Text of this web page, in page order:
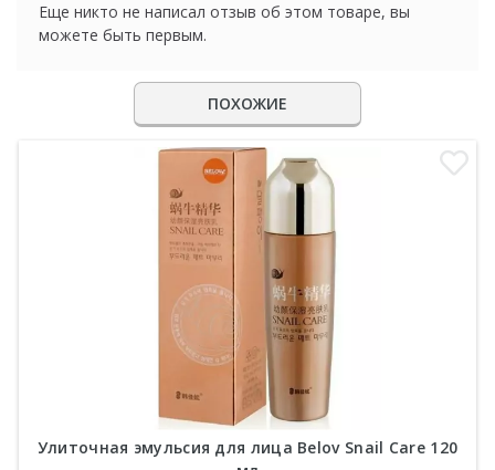
Еще никто не написал отзыв об этом товаре, вы
можете быть первым.
ПОХОЖИЕ
Улиточная эмульсия для лица Belov Snail Care 120